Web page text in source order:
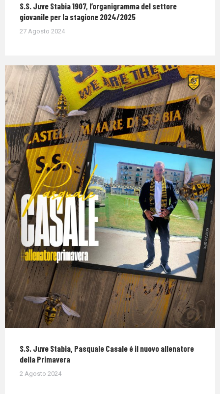
S.S. Juve Stabia 1907, l’organigramma del settore
giovanile per la stagione 2024/2025
27 Agosto 2024
S.S. Juve Stabia, Pasquale Casale é il nuovo allenatore
della Primavera
2 Agosto 2024